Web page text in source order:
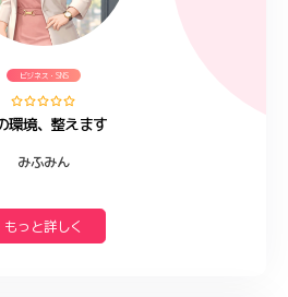
ビジネス・SNS
環境、整えます
みふみん
もっと詳しく